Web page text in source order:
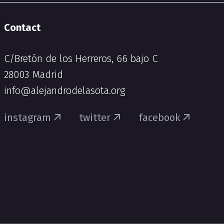
Contact
C/Bretón de los Herreros, 66 bajo C
28003 Madrid
info@alejandrodelasota.org
instagram twitter facebook